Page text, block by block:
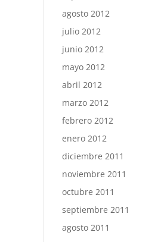
agosto 2012
julio 2012
junio 2012
mayo 2012
abril 2012
marzo 2012
febrero 2012
enero 2012
diciembre 2011
noviembre 2011
octubre 2011
septiembre 2011
agosto 2011